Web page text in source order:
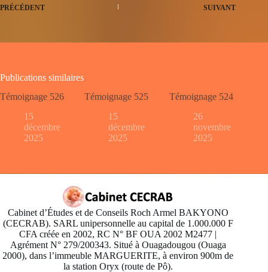
PRÉCÉDENT SUIVANT
Publications similaires
Témoignage 526
15
décembre
2025
Témoignage 525
15
décembre
2025
Témoignage 524
26
novembre
2025
Cabinet d’Études et de Conseils Roch Armel BAKYONO
(CECRAB). SARL unipersonnelle au capital de 1.000.000 F
CFA créée en 2002, RC N° BF OUA 2002 M2477 |
Agrément N° 279/200343. Situé à Ouagadougou (Ouaga
2000), dans l’immeuble MARGUERITE, à environ 900m de
la station Oryx (route de Pô).